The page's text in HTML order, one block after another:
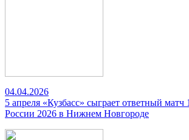
04.04.2026
5 апреля «Кузбасс» сыграет ответный
России 2026 в Нижнем Новгороде